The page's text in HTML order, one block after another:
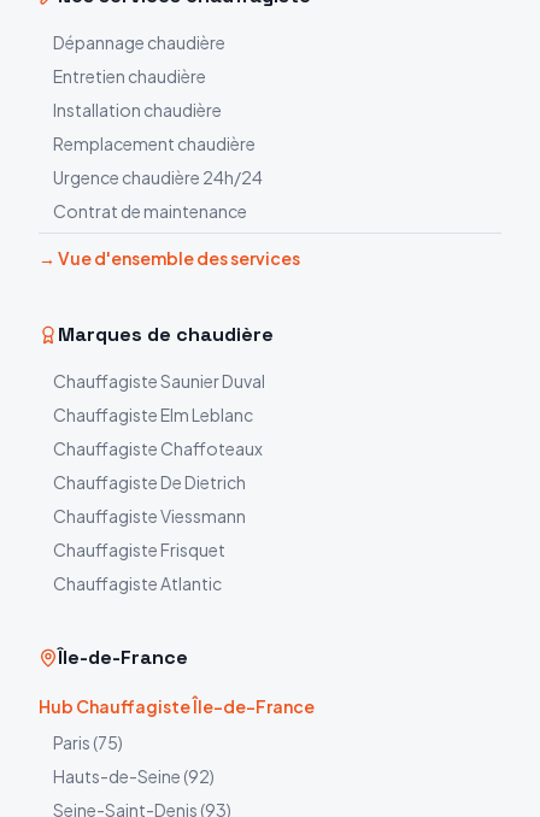
Dépannage chaudière
Entretien chaudière
Installation chaudière
Remplacement chaudière
Urgence chaudière 24h/24
Contrat de maintenance
→ Vue d'ensemble des services
Marques de chaudière
ChauffagisteSaunier Duval
Chauffagiste Elm Leblanc
Chauffagiste Chaffoteaux
Chauffagiste De Dietrich
ChauffagisteViessmann
Chauffagiste Frisquet
ChauffagisteAtlantic
Île-de-France
Hub Chauffagiste Île-de-France
Paris (75)
Hauts-de-Seine (92)
Seine-Saint-Denis (93)